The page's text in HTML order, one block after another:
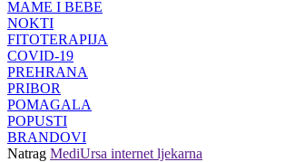
MAME I BEBE
NOKTI
FITOTERAPIJA
COVID-19
PREHRANA
PRIBOR
POMAGALA
POPUSTI
BRANDOVI
Natrag MediUrsa internet ljekarna